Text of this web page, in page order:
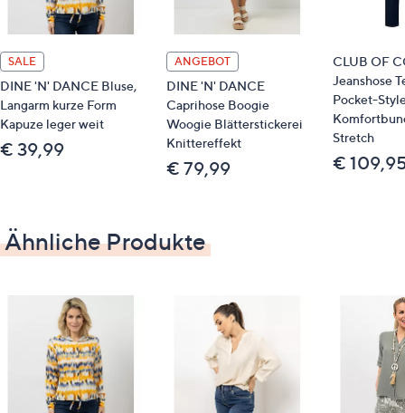
Länge: ca. 60 cm
leger weit
Material
54 % Viskose, 33 % Baumwolle, 13 % Polyamid
Schonwäsche 30°
SALE
DINE 'N' DANCE Bluse,
Langarm kurze Form
Kapuze leger weit
€ 39,99
ANGEBOT
DINE 'N' DANCE
Caprihose Boogie
Woogie Blätterstickerei
Knittereffekt
€ 79,99
CLUB OF
Jeanshose
Pocket-
Stretch
€
Ähnliche Produkte